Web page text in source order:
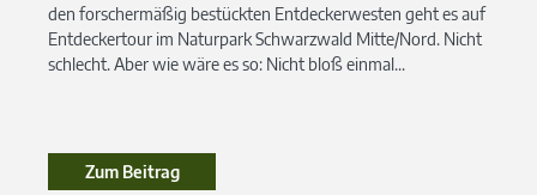
den forschermäßig bestückten Entdeckerwesten geht es auf
Entdeckertour im Naturpark Schwarzwald Mitte/Nord. Nicht
schlecht. Aber wie wäre es so: Nicht bloß einmal...
Zum Beitrag